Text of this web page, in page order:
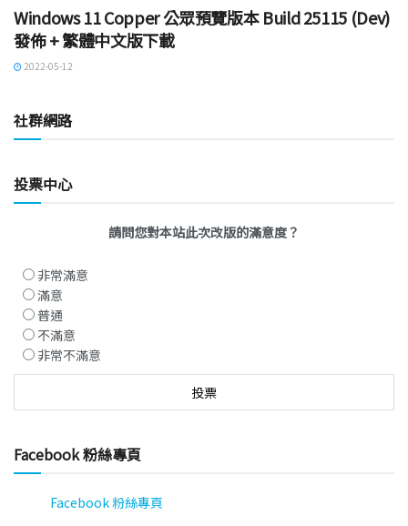
Windows 11 Copper 公眾預覽版本 Build 25115 (Dev)
發佈 + 繁體中文版下載
2022-05-12
社群網路
投票中心
請問您對本站此次改版的滿意度？
非常滿意
滿意
普通
不滿意
非常不滿意
Facebook 粉絲專頁
Facebook 粉絲專頁